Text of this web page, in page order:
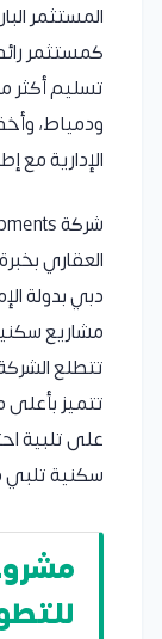
المستثمر
كمستثمر
ودمياط،
الإدارية مع
العقاري
دبي بدولة
تتطلع
تتميز بأعلى
على تلبية
سكنية تلبي